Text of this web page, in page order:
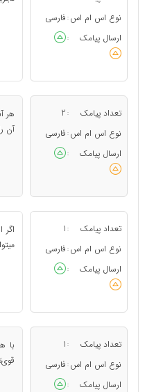
نوع اس ام اس : فارسی
ارسال پیامک
:
تعداد پیامک :
2
نوع اس ام اس : فارسی
ارسال پیامک
:
هر
آن
تعداد پیامک :
1
نوع اس ام اس : فارسی
ارسال پیامک
:
تعداد پیامک :
1
نوع اس ام اس : فارسی
ارسال پیامک
:
با